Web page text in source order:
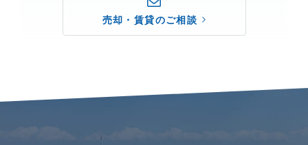
売却・賃貸のご相談